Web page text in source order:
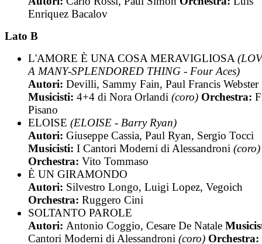
Enriquez Bacalov
Lato B
L'AMORE È UNA COSA MERAVIGLIOSA
A MANY-SPLENDORED THING - Four Aces)
Autori: Devilli, Sammy Fain, Paul Francis Webster
Musicisti: 4+4 di Nora Orlandi (coro) Orchestra:
Pisano
ELOISE (ELOISE - Barry Ryan)
Autori: Giuseppe Cassia, Paul Ryan, Sergio Tocci
Musicisti: I Cantori Moderni di Alessandroni (coro)
Orchestra: Vito Tommaso
È UN GIRAMONDO
Autori: Silvestro Longo, Luigi Lopez, Vegoich
Orchestra: Ruggero Cini
SOLTANTO PAROLE
Autori: Antonio Coggio, Cesare De Natale
Cantori Moderni di Alessandroni (coro) Orchestra: